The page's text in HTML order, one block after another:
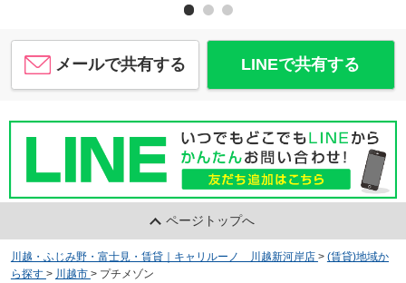
メールで共有する LINEで共有する
ページトップへ
川越・ふじみ野・富士見・賃貸｜キャリルーノ 川越新河岸店 > (賃貸)地域か
ら探す > 川越市 > プチメゾン